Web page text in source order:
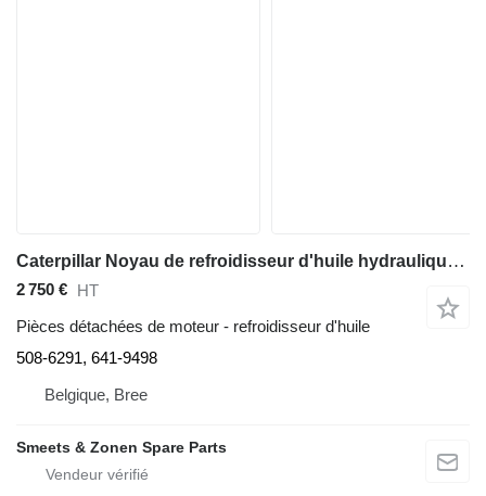
Caterpillar Noyau de refroidisseur d'huile hydraulique 508-6291 pour excavateur
2 750 € HT
Pièces détachées de moteur - refroidisseur d'huile
508-6291, 641-9498
Belgique, Bree
Smeets & Zonen Spare Parts